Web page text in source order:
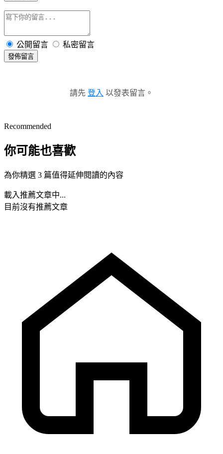
公開留言 私密留言
發佈留言
請先 登入 以發表留言。
Recommended
你可能也喜歡
為你精選 3 篇值得延伸閱讀的內容
載入推薦文章中...
目前沒有推薦文章